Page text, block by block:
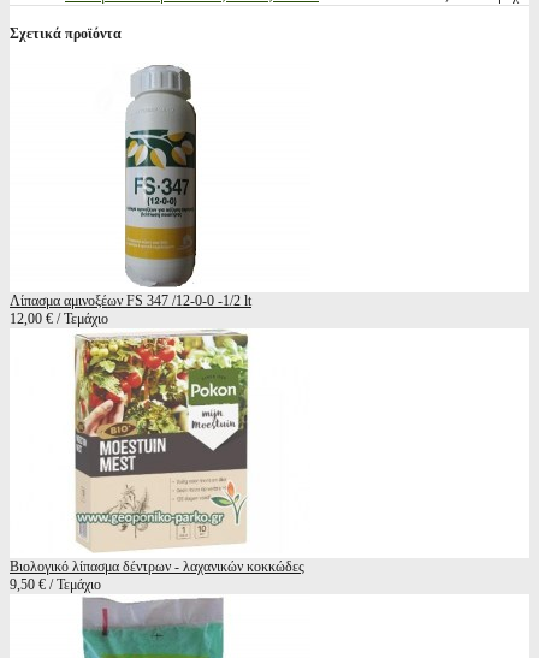
Σχετικά προϊόντα
Λίπασμα αμινοξέων FS 347 /12-0-0 -1/2 lt
12,00 € / Τεμάχιο
Βιολογικό λίπασμα δέντρων - λαχανικών κοκκώδες
9,50 € / Τεμάχιο